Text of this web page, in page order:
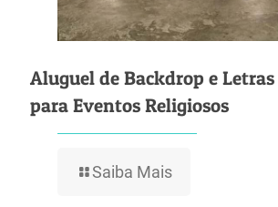
Aluguel de Backdrop e
para Eventos Religiosos
Saiba Mais